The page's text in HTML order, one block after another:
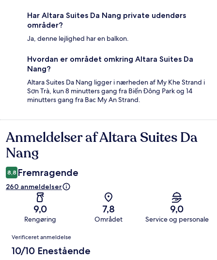
Har Altara Suites Da Nang private udendørs
områder?
Ja, denne lejlighed har en balkon.
Hvordan er området omkring Altara Suites Da
Nang?
Altara Suites Da Nang ligger i nærheden af My Khe Strand i
Sơn Trà, kun 8 minutters gang fra Biển Đông Park og 14
minutters gang fra Bac My An Strand.
Anmeldelser
Anmeldelser af Altara Suites Da
Nang
8,8 Fremragende
260 anmeldelser
9,0
Rengøring
7,8
Området
9,0
Service og personale
Anmeldelser
Verificeret anmeldelse
10/10 Enestående